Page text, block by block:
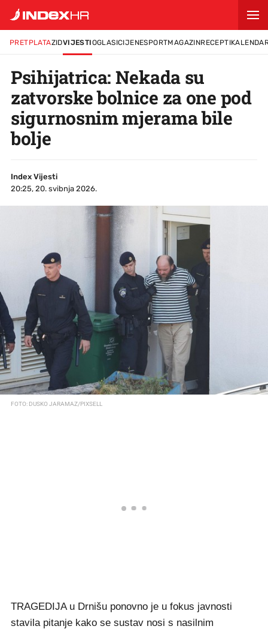
PRETPLATAZIDVIJESTIOGLASICIJENESPORTMAGAZINRECEPTI
Psihijatrica: Nekada su
zatvorske bolnice za one pod
sigurnosnim mjerama bile
bolje
Index Vijesti
20:25, 20. svibnja 2026.
FOTO: DUSKO JARAMAZ/PIXSELL
TRAGEDIJA u Drnišu ponovno je u fokus javnosti
stavila pitanje kako se sustav nosi s nasilnim